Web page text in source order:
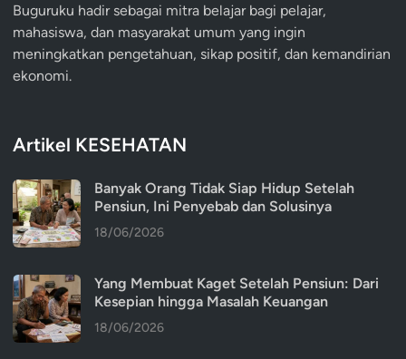
Buguruku hadir sebagai mitra belajar bagi pelajar,
mahasiswa, dan masyarakat umum yang ingin
meningkatkan pengetahuan, sikap positif, dan kemandirian
ekonomi.
Artikel KESEHATAN
Banyak Orang Tidak Siap Hidup Setelah
Pensiun, Ini Penyebab dan Solusinya
18/06/2026
Yang Membuat Kaget Setelah Pensiun: Dari
Kesepian hingga Masalah Keuangan
18/06/2026